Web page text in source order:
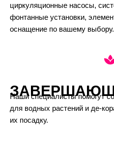
циркуляционные насосы,
фонтанные установки,
оснащение по вашему выбору.
Наши специалисты помогут
для водных растений и де-
их посадку.